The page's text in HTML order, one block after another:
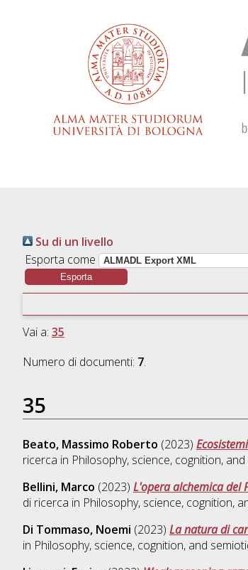
Su di un livello
Esporta come
Vai a: 35
Numero di documenti: 7.
35
Beato, Massimo Roberto (2023)
ricerca in Philosophy, science, cognition,
Bellini, Marco (2023) L'opera alchemica del
di ricerca in Philosophy, science, cognition,
Di Tommaso, Noemi (2023) La natura di
in Philosophy, science, cognition, and